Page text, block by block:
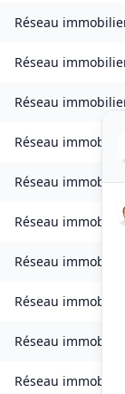
Réseau
Réseau
Réseau
Réseau
Réseau
Réseau
Réseau immobilier
Réseau immobilier
Réseau immobilier
Réseau immobilier